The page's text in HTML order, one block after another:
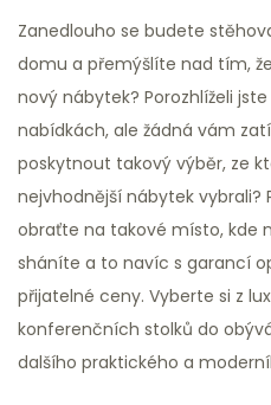
Zanedlouho se budete
domu a přemýšlíte nad tím,
nový nábytek? Porozhlíželi
nabídkách, ale žádná vám
poskytnout takový výběr, ze
nejvhodnější nábytek vybrali?
obraťte na takové místo, kde
sháníte a to navíc s garancí
přijatelné ceny. Vyberte si z
konferenčních stolků do
dalšího praktického a